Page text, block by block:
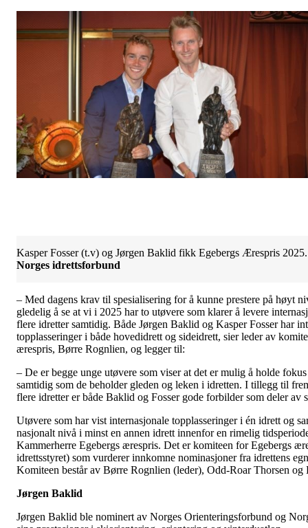
Kasper Fosser (t.v) og Jørgen Baklid fikk Egebergs Ærespris
Norges idrettsforbund
– Med dagens krav til spesialisering for å kunne prestere på høyt
gledelig å se at vi i 2025 har to utøvere som klarer å levere
flere idretter samtidig. Både Jørgen Baklid og Kasper Fosser har
topplasseringer i både hovedidrett og sideidrett, sier leder av
ærespris, Børre Rognlien, og legger til:
– De er begge unge utøvere som viser at det er mulig å holde
samtidig som de beholder gleden og leken i idretten. I tillegg til
flere idretter er både Baklid og Fosser gode forbilder som deler av
Utøvere som har vist internasjonale topplasseringer i én idrett og
nasjonalt nivå i minst en annen idrett innenfor en rimelig
Kammerherre Egebergs ærespris. Det er komiteen for Egebergs
idrettsstyret) som vurderer innkomne nominasjoner fra idrettens
Komiteen består av Børre Rognlien (leder), Odd-Roar Thorsen
Jørgen Baklid
Jørgen Baklid ble nominert av Norges Orienteringsforbund og